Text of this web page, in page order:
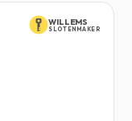
WILLEMS
SLOTENMAKER